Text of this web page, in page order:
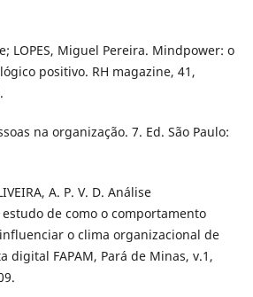
LOPES, Miguel Pereira. Mindpower: o
positivo. RH magazine, 41,
na organização. 7. Ed. São Paulo:
A. P. V. D. Análise
de como o comportamento
o clima organizacional de
digital FAPAM, Pará de Minas, v.1,